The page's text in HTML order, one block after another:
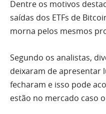
Dentre os motivos
saídas dos ETFs de
morna pelos mesmos
Segundo os analistas,
deixaram de apresentar
fecharam e isso pode
estão no mercado caso